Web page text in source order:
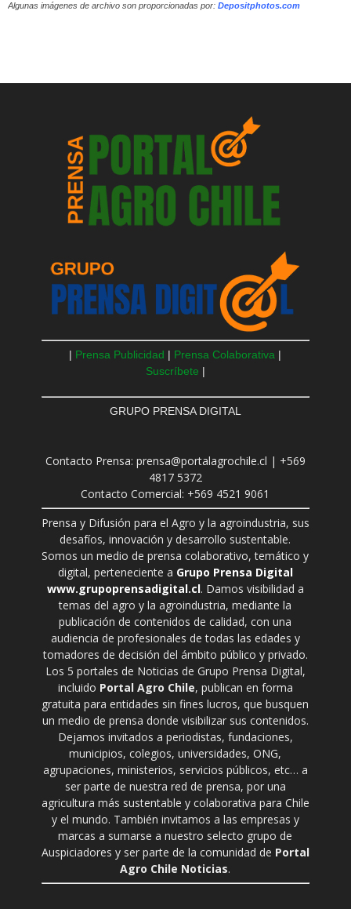
Algunas imágenes de archivo son proporcionadas por: Depositphotos.com
| Prensa Publicidad | Prensa Colaborativa |
Suscríbete |
GRUPO PRENSA DIGITAL
Contacto Prensa: prensa@portalagrochile.cl | +569
4817 5372
Contacto Comercial: +569 4521 9061
Prensa y Difusión para el Agro y la agroindustria, sus
desafíos, innovación y desarrollo sustentable.
Somos un medio de prensa colaborativo, temático y
digital, perteneciente a Grupo Prensa Digital
www.grupoprensadigital.cl. Damos visibilidad a
temas del agro y la agroindustria, mediante la
publicación de contenidos de calidad, con una
audiencia de profesionales de todas las edades y
tomadores de decisión del ámbito público y privado.
Los 5 portales de Noticias de Grupo Prensa Digital,
incluido Portal Agro Chile, publican en forma
gratuita para entidades sin fines lucros, que busquen
un medio de prensa donde visibilizar sus contenidos.
Dejamos invitados a periodistas, fundaciones,
municipios, colegios, universidades, ONG,
agrupaciones, ministerios, servicios públicos, etc… a
ser parte de nuestra red de prensa, por una
agricultura más sustentable y colaborativa para Chile
y el mundo. También invitamos a las empresas y
marcas a sumarse a nuestro selecto grupo de
Auspiciadores y ser parte de la comunidad de Portal
Agro Chile Noticias.